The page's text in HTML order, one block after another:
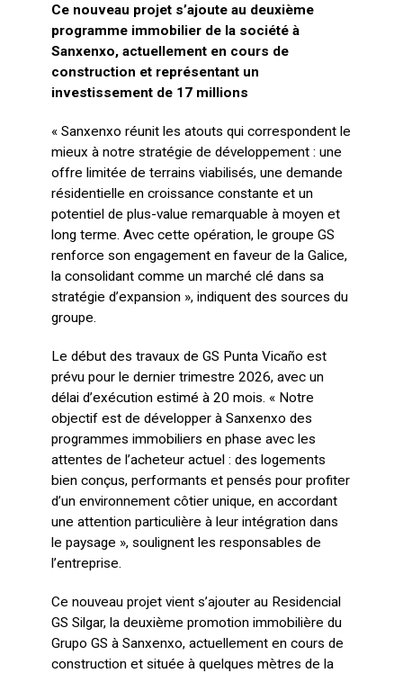
Ce nouveau projet s’ajoute au deuxième
programme immobilier de la société à
Sanxenxo, actuellement en cours de
construction et représentant un
investissement de 17 millions
« Sanxenxo réunit les atouts qui correspondent le
mieux à notre stratégie de développement : une
offre limitée de terrains viabilisés, une demande
résidentielle en croissance constante et un
potentiel de plus-value remarquable à moyen et
long terme. Avec cette opération, le groupe GS
renforce son engagement en faveur de la Galice,
la consolidant comme un marché clé dans sa
stratégie d’expansion », indiquent des sources du
groupe.
Le début des travaux de GS Punta Vicaño est
prévu pour le dernier trimestre 2026, avec un
délai d’exécution estimé à 20 mois. « Notre
objectif est de développer à Sanxenxo des
programmes immobiliers en phase avec les
attentes de l’acheteur actuel : des logements
bien conçus, performants et pensés pour profiter
d’un environnement côtier unique, en accordant
une attention particulière à leur intégration dans
le paysage », soulignent les responsables de
l’entreprise.
Ce nouveau projet vient s’ajouter au Residencial
GS Silgar, la deuxième promotion immobilière du
Grupo GS à Sanxenxo, actuellement en cours de
construction et située à quelques mètres de la